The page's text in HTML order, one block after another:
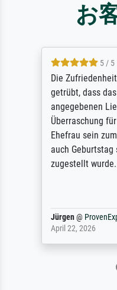
お
5 / 5
Die
getrübt, dass
angegebenen
Überraschung
Ehefrau sein
auch Geburtstag
zugestellt wurde.
Jürgen@
April 22, 2026